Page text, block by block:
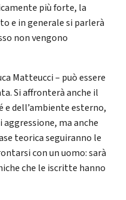
più forte, la
e in generale si parlerà
non vengono
Matteucci – può essere
Si affronterà anche il
e dell’ambiente esterno,
ma anche
teorica seguiranno le
con un uomo: sarà
che le iscritte hanno